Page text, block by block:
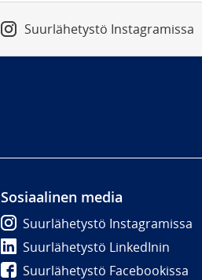
Suurlähetystö Instagramissa
Sosiaalinen media
Suurlähetystö Instagramissa
Suurlähetystö LinkedInin
Suurlähetystö Facebookissa